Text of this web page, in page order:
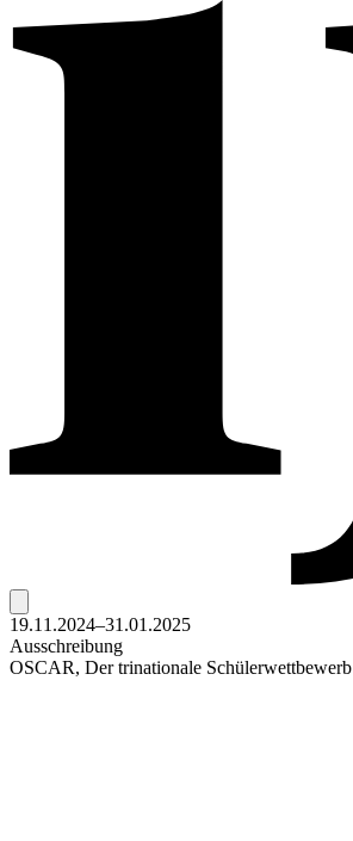
19.11.2024–31.01.2025
Ausschreibung
OSCAR, Der trinationale Schülerwettbewerb